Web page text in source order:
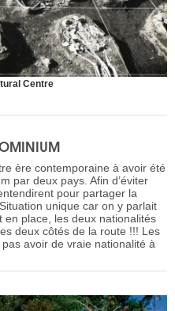
Centre
ère contemporaine à avoir été
par deux pays. Afin d’éviter
pour partager la
unique car on y parlait
place, les deux nationalités
deux côtés de la route !!! Les
avoir de vraie nationalité à